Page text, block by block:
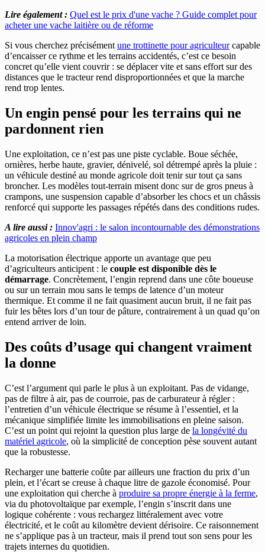
Lire également : Quel est le prix d'une vache ? Guide complet pour
acheter une vache laitière ou de réforme
Si vous cherchez précisément une trottinette pour agriculteurcapable
d’encaisser ce rythme et les terrains accidentés, c’est ce besoin
concret qu’elle vient couvrir : se déplacer vite et sans effort sur des
distances que le tracteur rend disproportionnées et que la marche
rend trop lentes.
Un engin pensé pour les terrains qui ne
pardonnent rien
Une exploitation, ce n’est pas une piste cyclable. Boue séchée,
ornières, herbe haute, gravier, dénivelé, sol détrempé après la pluie :
un véhicule destiné au monde agricole doit tenir sur tout ça sans
broncher. Les modèles tout-terrain misent donc sur de gros pneus à
crampons, une suspension capable d’absorber les chocs et un châssis
renforcé qui supporte les passages répétés dans des conditions rudes.
A lire aussi : Innov'agri : le salon incontournable des démonstrations
agricoles en plein champ
La motorisation électrique apporte un avantage que peu
d’agriculteurs anticipent : le couple est disponible dès le
démarrage. Concrètement, l’engin reprend dans une côte boueuse
ou sur un terrain mou sans le temps de latence d’un moteur
thermique. Et comme il ne fait quasiment aucun bruit, il ne fait pas
fuir les bêtes lors d’un tour de pâture, contrairement à un quad qu’on
entend arriver de loin.
Des coûts d’usage qui changent vraiment
la donne
C’est l’argument qui parle le plus à un exploitant. Pas de vidange,
pas de filtre à air, pas de courroie, pas de carburateur à régler :
l’entretien d’un véhicule électrique se résume à l’essentiel, et la
mécanique simplifiée limite les immobilisations en pleine saison.
C’est un point qui rejoint la question plus large de la longévité du
matériel agricole, où la simplicité de conception pèse souvent autant
que la robustesse.
Recharger une batterie coûte par ailleurs une fraction du prix d’un
plein, et l’écart se creuse à chaque litre de gazole économisé. Pour
une exploitation qui cherche à produire sa propre énergie à la ferme,
via du photovoltaïque par exemple, l’engin s’inscrit dans une
logique cohérente : vous rechargez littéralement avec votre
électricité, et le coût au kilomètre devient dérisoire. Ce raisonnement
ne s’applique pas à un tracteur, mais il prend tout son sens pour les
trajets internes du quotidien.